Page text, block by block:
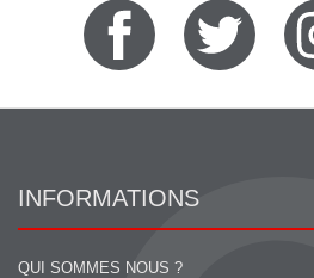
INFORMATIONS
QUI SOMMES NOUS ?